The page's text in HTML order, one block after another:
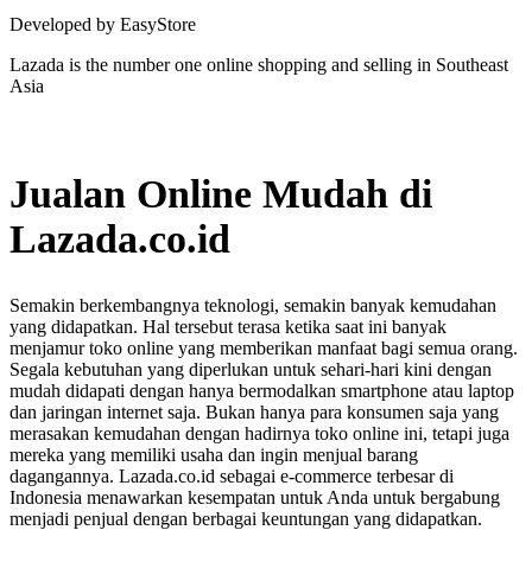
Developed by EasyStore
Lazada is the number one online shopping and selling in Southeast
Asia
Jualan Online Mudah di
Lazada.co.id
Semakin berkembangnya teknologi, semakin banyak kemudahan
yang didapatkan. Hal tersebut terasa ketika saat ini banyak
menjamur toko online yang memberikan manfaat bagi semua orang.
Segala kebutuhan yang diperlukan untuk sehari-hari kini dengan
mudah didapati dengan hanya bermodalkan smartphone atau laptop
dan jaringan internet saja. Bukan hanya para konsumen saja yang
merasakan kemudahan dengan hadirnya toko online ini, tetapi juga
mereka yang memiliki usaha dan ingin menjual barang
dagangannya. Lazada.co.id sebagai e-commerce terbesar di
Indonesia menawarkan kesempatan untuk Anda untuk bergabung
menjadi penjual dengan berbagai keuntungan yang didapatkan.